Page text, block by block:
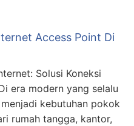
Access Point Di
Solusi Koneksi
era modern yang selalu
kebutuhan pokok
rumah tangga, kantor,